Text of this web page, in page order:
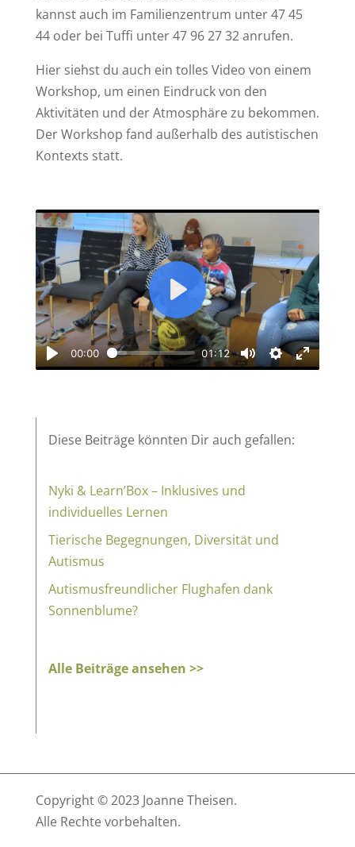
kannst auch im Familienzentrum unter 47 45
44 oder bei Tuffi unter 47 96 27 32 anrufen.
Hier siehst du auch ein tolles Video von einem
Workshop, um einen Eindruck von den
Aktivitäten und der Atmosphäre zu bekommen.
Der Workshop fand außerhalb des autistischen
Kontexts statt.
Play
00:00 01:12
MuteSettings
Enter
Play
Diese Beiträge könnten Dir auch gefallen:
Nyki & Learn’Box – Inklusives und
individuelles Lernen
Tierische Begegnungen, Diversität und
Autismus
Autismusfreundlicher Flughafen dank
Sonnenblume?
Alle Beiträge ansehen >>
Copyright © 2023 Joanne Theisen.
Alle Rechte vorbehalten.